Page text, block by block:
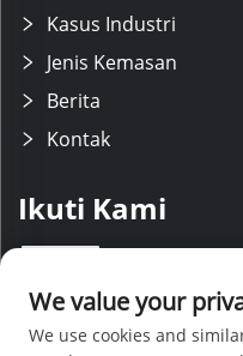
Kasus Industri
Jenis Kemasan
Berita
Kontak
Ikuti Kami
modern, didukung oleh staf
andal. Dengan keahlian teknis
memberikan dukungan
We value your
We use cookies and